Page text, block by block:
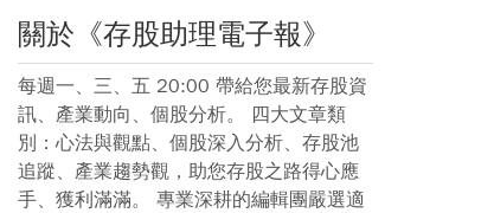
關於《存股助理電子報》
每週一、三、五 20:00 帶給您最新存股資
訊、產業動向、個股分析。 四大文章類
別：心法與觀點、個股深入分析、存股池
追蹤、產業趨勢觀，助您存股之路得心應
手、獲利滿滿。 專業深耕的編輯團嚴選適